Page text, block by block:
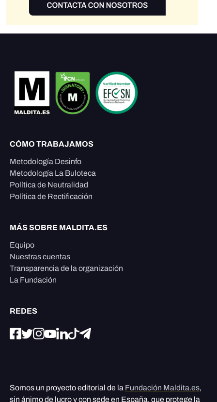
CÓMO TRABAJAMOS
Metodología Desinfo
Metodología La Buloteca
Política de Neutralidad
Política de Rectificación
MÁS SOBRE MALDITA.ES
Equipo
Nuestras cuentas
Transparencia de la organización
La Fundación
REDES
Somos un proyecto editorial de la Fundación Maldita.es,
sin ánimo de lucro y con sede en España, que protege la